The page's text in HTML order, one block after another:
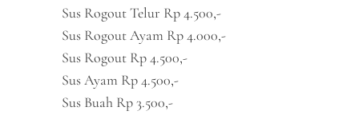
Sus Rogout Telur Rp 4.500,-
Sus Rogout Ayam Rp 4.000,-
Sus Rogout Rp 4.500,-
Sus Ayam Rp 4.500,-
Sus Buah Rp 3.500,-